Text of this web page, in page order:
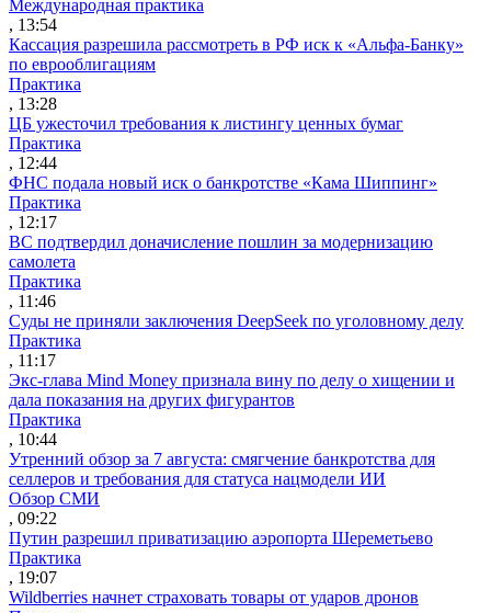
Международная практика
, 13:54
Кассация разрешила рассмотреть в РФ иск к «Альфа-Банку»
по еврооблигациям
Практика
, 13:28
ЦБ ужесточил требования к листингу ценных бумаг
Практика
, 12:44
ФНС подала новый иск о банкротстве «Кама Шиппинг»
Практика
, 12:17
ВС подтвердил доначисление пошлин за модернизацию
самолета
Практика
, 11:46
Суды не приняли заключения DeepSeek по уголовному делу
Практика
, 11:17
Экс-глава Mind Money признала вину по делу о хищении и
дала показания на других фигурантов
Практика
, 10:44
Утренний обзор за 7 августа: смягчение банкротства для
селлеров и требования для статуса нацмодели ИИ
Обзор СМИ
, 09:22
Путин разрешил приватизацию аэропорта Шереметьево
Практика
, 19:07
Wildberries начнет страховать товары от ударов дронов